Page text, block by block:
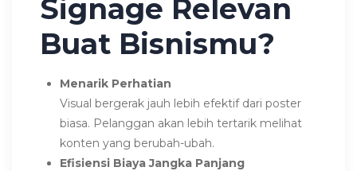
Signage Relevan
Buat Bisnismu?
Menarik Perhatian
Visual bergerak jauh lebih efektif dari poster
biasa. Pelanggan akan lebih tertarik melihat
konten yang berubah-ubah.
Efisiensi Biaya Jangka Panjang